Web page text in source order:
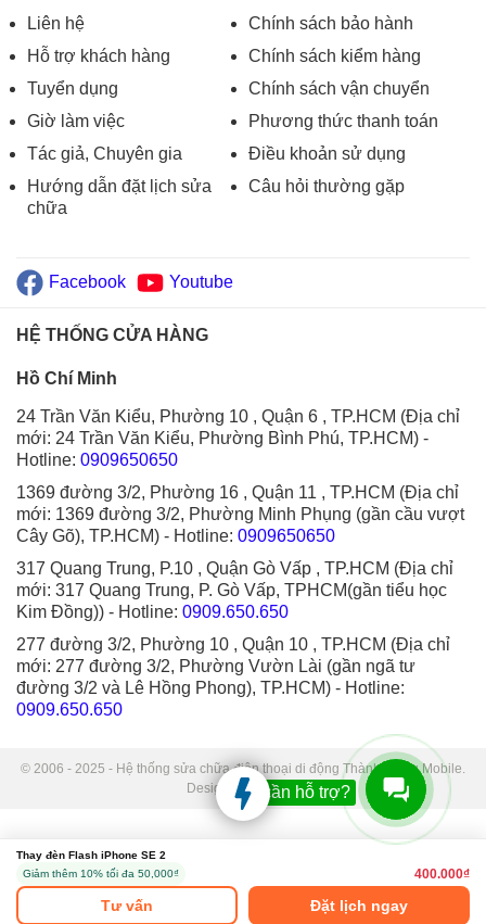
Liên hệ
Hỗ trợ khách hàng
Tuyển dụng
Giờ làm việc
Tác giả, Chuyên gia
Hướng dẫn đặt lịch sửa
chữa
Chính sách bảo hành
Chính sách kiểm hàng
Chính sách vận chuyển
Phương thức thanh toán
Điều khoản sử dụng
Câu hỏi thường gặp
Facebook Youtube
HỆ THỐNG CỬA HÀNG
Hồ Chí Minh
24 Trần Văn Kiểu, Phường 10 , Quận 6 , TP.HCM (Địa chỉ
mới: 24 Trần Văn Kiểu, Phường Bình Phú, TP.HCM) -
Hotline: 0909650650
1369 đường 3/2, Phường 16 , Quận 11 , TP.HCM (Địa chỉ
mới: 1369 đường 3/2, Phường Minh Phụng (gần cầu vượt
Cây Gõ), TP.HCM) - Hotline: 0909650650
317 Quang Trung, P.10 , Quận Gò Vấp , TP.HCM (Địa chỉ
mới: 317 Quang Trung, P. Gò Vấp, TPHCM(gần tiểu học
Kim Đồng)) - Hotline: 0909.650.650
277 đường 3/2, Phường 10 , Quận 10 , TP.HCM (Địa chỉ
mới: 277 đường 3/2, Phường Vườn Lài (gần ngã tư
đường 3/2 và Lê Hồng Phong), TP.HCM) - Hotline:
0909.650.650
© 2006 - 2025 - Hệ thống sửa chữa điện thoại di động Thành Trung Mobile.
Designed by Sudo.
Thay đèn Flash iPhone SE 2
Giảm thêm 10% tối đa 50,000₫
400.000₫
Tư vấn Đặt lịch ngay
Bạn cần hỗ trợ?